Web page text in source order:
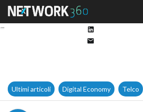
Ultimi articoli Digital Economy Telco